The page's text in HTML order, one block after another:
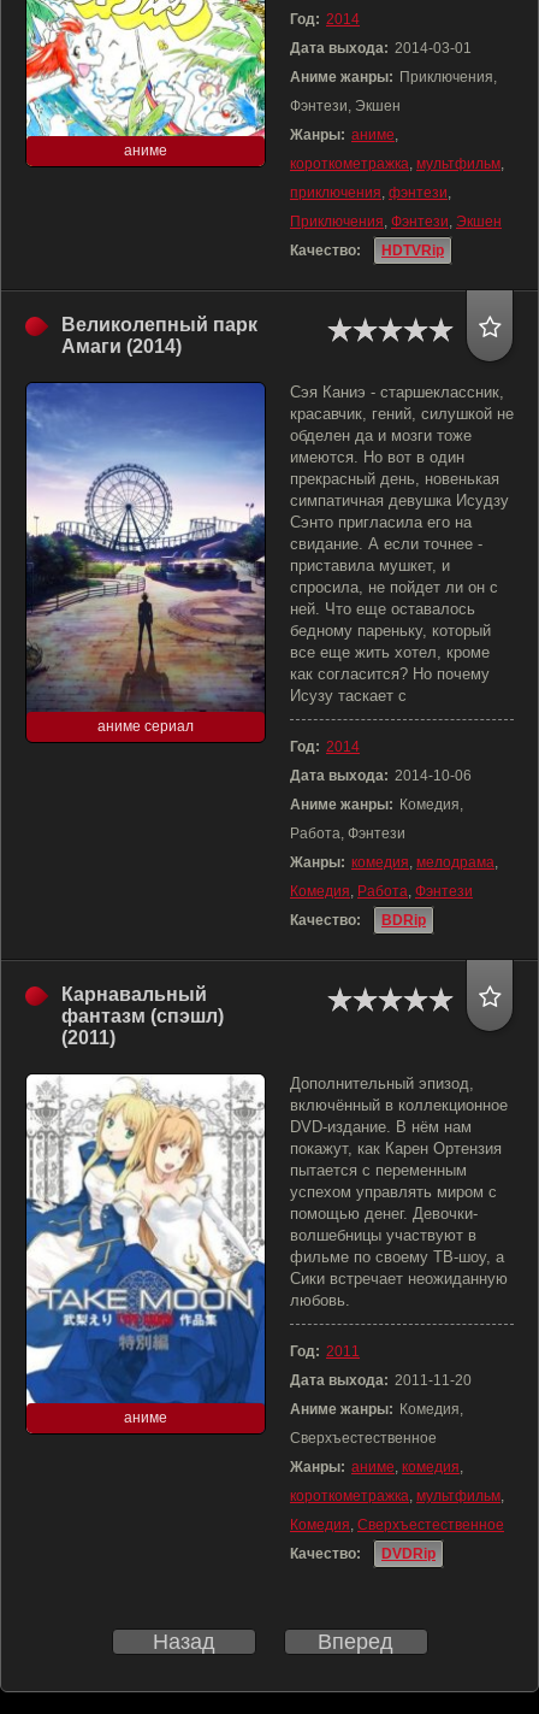
аниме
Год: 2014
Дата выхода: 2014-03-01
Аниме жанры: Приключения,
Фэнтези, Экшен
Жанры: аниме,
короткометражка, мультфильм,
приключения, фэнтези,
Приключения, Фэнтези, Экшен
Качество:
HDTVRip
Великолепный парк
Амаги (2014)
аниме сериал
Сэя Каниэ - старшеклассник,
красавчик, гений, силушкой не
обделен да и мозги тоже
имеются. Но вот в один
прекрасный день, новенькая
симпатичная девушка Исудзу
Сэнто пригласила его на
свидание. А если точнее -
приставила мушкет, и
спросила, не пойдет ли он с
ней. Что еще оставалось
бедному пареньку, который
все еще жить хотел, кроме
как согласится? Но почему
Исузу таскает с
Год: 2014
Дата выхода: 2014-10-06
Аниме жанры: Комедия,
Работа, Фэнтези
Жанры: комедия, мелодрама,
Комедия, Работа, Фэнтези
Качество:
BDRip
Карнавальный
фантазм (спэшл)
(2011)
аниме
Дополнительный эпизод,
включённый в коллекционное
DVD-издание. В нём нам
покажут, как Карен Ортензия
пытается с переменным
успехом управлять миром с
помощью денег. Девочки-
волшебницы участвуют в
фильме по своему ТВ-шоу, а
Сики встречает неожиданную
любовь.
Год: 2011
Дата выхода: 2011-11-20
Аниме жанры: Комедия,
Сверхъестественное
Жанры: аниме, комедия,
короткометражка, мультфильм,
Комедия, Сверхъестественное
Качество:
DVDRip
Назад Вперед